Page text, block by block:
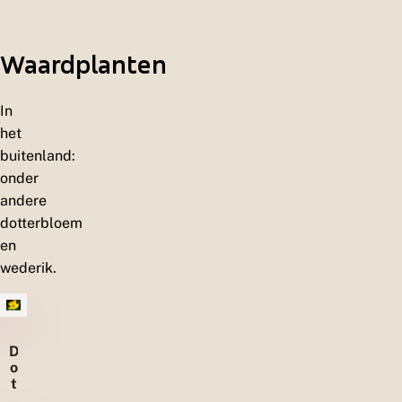
Waardplanten
In
het
buitenland:
onder
andere
dotterbloem
en
wederik.
D
o
t